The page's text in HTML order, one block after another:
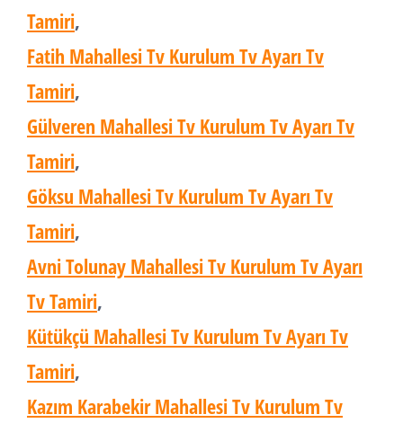
Tamiri,
Fatih Mahallesi Tv Kurulum Tv Ayarı Tv
Tamiri,
Gülveren Mahallesi Tv Kurulum Tv Ayarı Tv
Tamiri,
Göksu Mahallesi Tv Kurulum Tv Ayarı Tv
Tamiri,
Avni Tolunay Mahallesi Tv Kurulum Tv Ayarı
Tv Tamiri,
Kütükçü Mahallesi Tv Kurulum Tv Ayarı Tv
Tamiri,
Kazım Karabekir Mahallesi Tv Kurulum Tv